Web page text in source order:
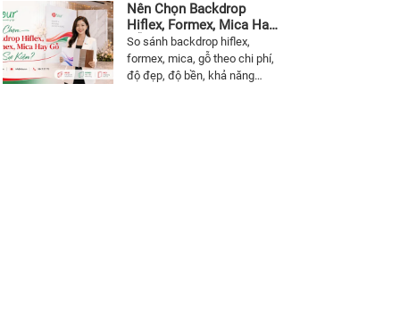
Party theo không gian, số
lượng khách và mục đích sử
dụng.
Nên Chọn Backdrop
Hiflex, Formex, Mica Hay
Gỗ Cho Sự Kiện?
So sánh backdrop hiflex,
formex, mica, gỗ theo chi phí,
độ đẹp, độ bền, khả năng